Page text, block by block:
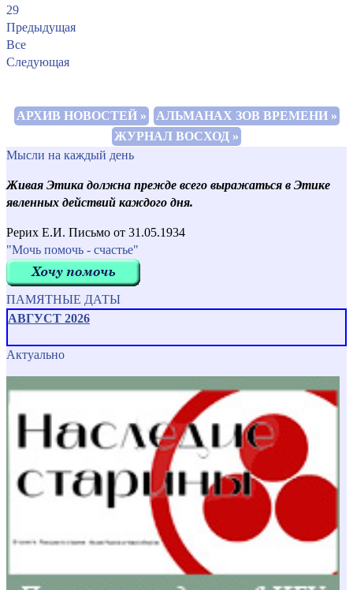
29
Предыдущая
Все
Следующая
АРХИВ НОВОСТЕЙ »
АЛЬМАНАХ ЗОВ ВРЕМЕНИ »
ЖУРНАЛ ВОСХОД »
Мысли на каждый день
Живая Этика должна прежде всего выражаться в Этике
явленных действий каждого дня.
Рерих Е.И. Письмо от 31.05.1934
"Мочь помочь - счастье"
ПАМЯТНЫЕ ДАТЫ
АВГУСТ 2026
Актуально